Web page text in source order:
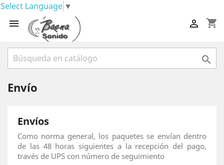
Select Language ▼
 shopping_cart


Envío
Envíos
Como norma general, los paquetes se envían dentro
de las 48 horas siguientes a la recepción del pago,
través de UPS con número de seguimiento